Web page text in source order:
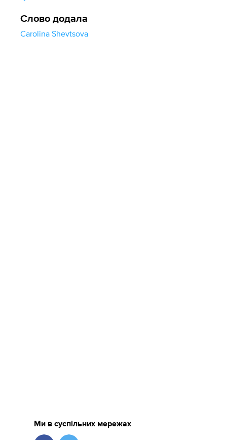
Слово додала
Carolina Shevtsova
Ми в суспільних мережах